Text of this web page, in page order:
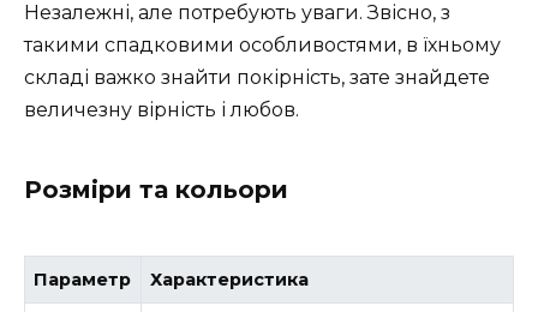
Незалежні, але потребують уваги. Звісно, з
такими спадковими особливостями, в їхньому
складі важко знайти покірність, зате знайдете
величезну вірність і любов.
Розміри та кольори
Параметр Характеристика